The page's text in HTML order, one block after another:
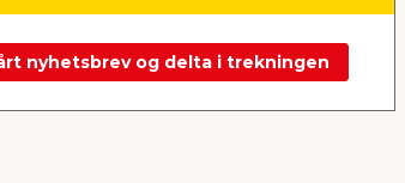
Se mer
nyhetsbrev og delta i trekningen